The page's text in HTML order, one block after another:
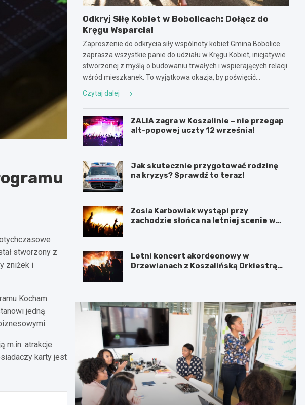
stworzony z
zniżek i
Kocham
jedną
m.in. atrakcje
karty jest
Odkryj Siłę Kobiet w Bobolicach: Dołącz do
Kręgu Wsparcia!
Zaproszenie do odkrycia siły wspólnoty kobiet Gmina Bobolice
zaprasza wszystkie panie do udziału w Kręgu Kobiet, inicjatywie
stworzonej z myślą o budowaniu trwałych i wspierających relacji
wśród mieszkanek. To wyjątkowa okazja, by poświęcić…
Czytaj dalej
ZALIA zagra w Koszalinie – nie przegap
alt-popowej uczty 12 września!
Jak skutecznie przygotować rodzinę
na kryzys? Sprawdź to teraz!
Zosia Karbowiak wystąpi przy
zachodzie słońca na letniej scenie w
Letni koncert akordeonowy w
Drzewianach z Koszalińską Orkiestrą